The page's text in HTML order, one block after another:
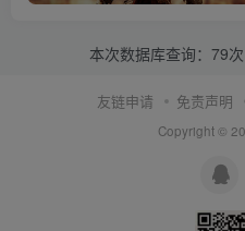
本次数据库查询：79
友链申请 免责声明
Copyright ©